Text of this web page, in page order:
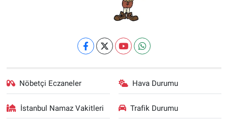
Nöbetçi Eczaneler Hava Durumu
İstanbul Namaz Vakitleri Trafik Durumu